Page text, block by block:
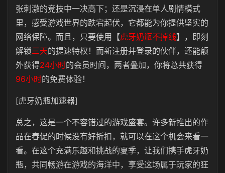
张刺激的竞技中一决高下；还是沉浸在单人剧情模式
里，感受游戏世界的跌宕起伏，它都能为你提供坚实的
网络保障。而且，只要使用【虎牙奶瓶不掉线】，即刻
解锁三天的提速特权！而新注册并登录的伙伴，还能额
外获得24小时的会员时间，两者叠加，你将总共获得
96小时的免费体验！
[虎牙奶瓶加速器]
总之，这是一个不容错过的游戏盛宴。许多新推出的作
品在春促的时候没有好折扣，就可以在这个机会来看一
看。在这个充满乐趣和挑战的夏季，让我们携手虎牙奶
瓶，共同畅游在游戏的海洋中，享受这场属于玩家的狂